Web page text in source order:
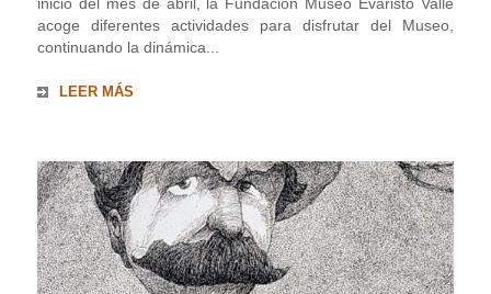
acoge diferentes actividades para disfrutar del Museo,
continuando la dinámica...
LEER MÁS